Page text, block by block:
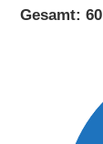
Gesamt: 60